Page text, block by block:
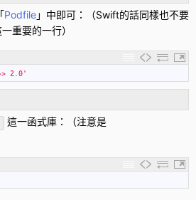
Podfile」中即可：（Swift的話同樣也不要
重要的一行）
2.0'
這一函式庫：（注意是